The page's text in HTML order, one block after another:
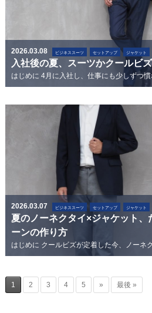
2026.03.08 ビジネススーツ セットアップ ジャケット
入社後の夏、スーツかクールビ
2026.03.07 ビジネススーツ セットアップ ジャケット
夏のノーネクタイ×ジャケット、
ーンの作り方
1 2 3 4 5 » 最後 »